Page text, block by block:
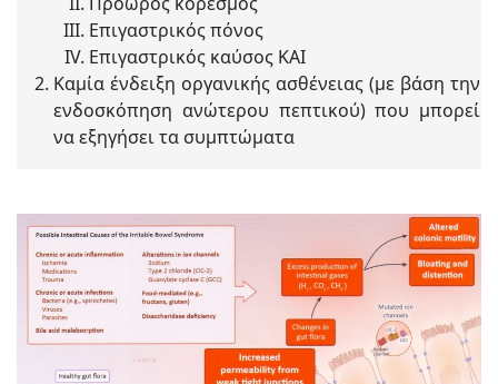
Επιγαστρικός πόνος
Επιγαστρικός καύσος ΚΑΙ
Καμία ένδειξη οργανικής ασθένειας (με βάση την
ενδοσκόπηση ανώτερου πεπτικού) που μπορεί
να εξηγήσει τα συμπτώματα